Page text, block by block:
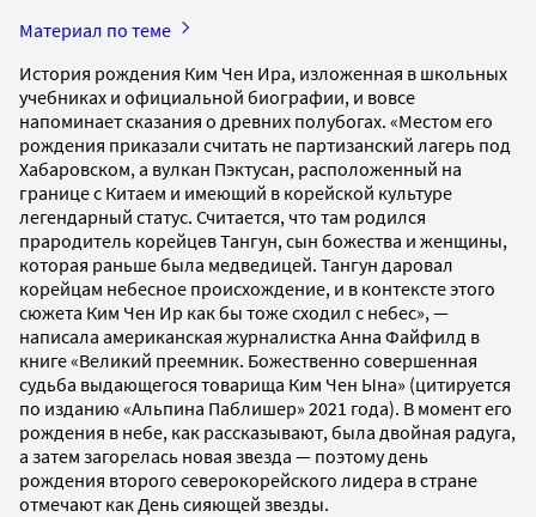
Материал по теме
История рождения Ким Чен Ира, изложенная в школьных
учебниках и официальной биографии, и вовсе
напоминает сказания о древних полубогах. «Местом его
рождения приказали считать не партизанский лагерь под
Хабаровском, а вулкан Пэктусан, расположенный на
границе с Китаем и имеющий в корейской культуре
легендарный статус. Считается, что там родился
прародитель корейцев Тангун, сын божества и женщины,
которая раньше была медведицей. Тангун даровал
корейцам небесное происхождение, и в контексте этого
сюжета Ким Чен Ир как бы тоже сходил с небес», —
написала американская журналистка Анна Файфилд в
книге «Великий преемник. Божественно совершенная
судьба выдающегося товарища Ким Чен Ына» (цитируется
по изданию «Альпина Паблишер» 2021 года). В момент его
рождения в небе, как рассказывают, была двойная радуга,
а затем загорелась новая звезда — поэтому день
рождения второго северокорейского лидера в стране
отмечают как День сияющей звезды.